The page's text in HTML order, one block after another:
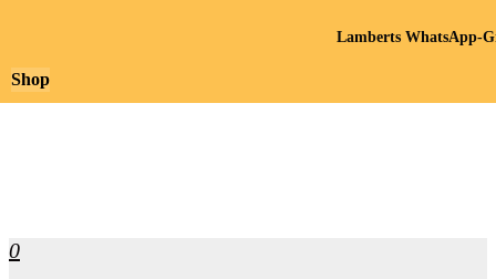
0
Shop
Lamberts WhatsApp-